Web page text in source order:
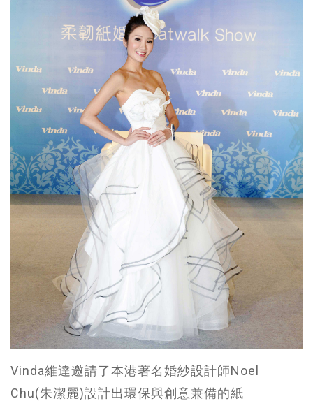
Vinda維達邀請了本港著名婚紗設計師Noel
Chu(朱潔麗)設計出環保與創意兼備的紙